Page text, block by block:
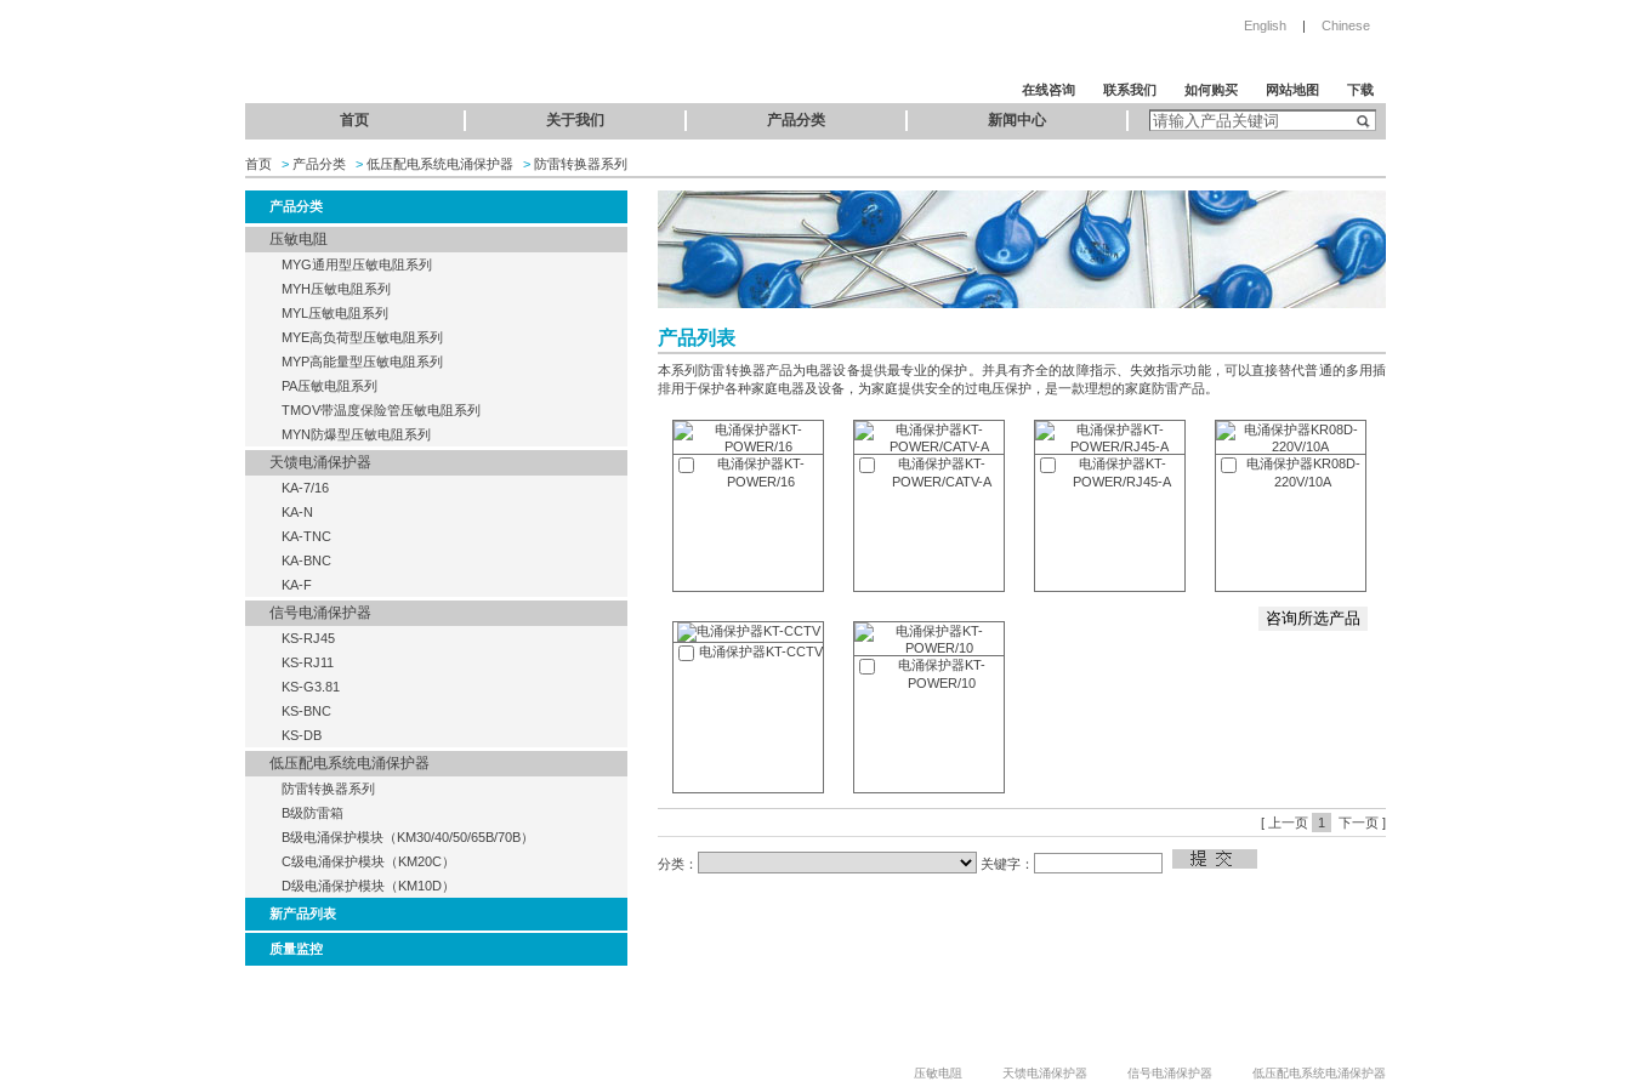
English | Chinese
在线咨询 联系我们 如何购买 网站地图 下载
首页 关于我们 产品分类 新闻中心
首页 > 产品分类 > 低压配电系统电涌保护器 > 防雷转换器系列
产品分类
压敏电阻
MYG通用型压敏电阻系列
MYH压敏电阻系列
MYL压敏电阻系列
MYE高负荷型压敏电阻系列
MYP高能量型压敏电阻系列
PA压敏电阻系列
TMOV带温度保险管压敏电阻系列
MYN防爆型压敏电阻系列
天馈电涌保护器
KA-7/16
KA-N
KA-TNC
KA-BNC
KA-F
信号电涌保护器
KS-RJ45
KS-RJ11
KS-G3.81
KS-BNC
KS-DB
低压配电系统电涌保护器
防雷转换器系列
B级防雷箱
B级电涌保护模块（KM30/40/50/65B/70B）
C级电涌保护模块（KM20C）
D级电涌保护模块（KM10D）
新产品列表
质量监控
产品列表
本系列防雷转换器产品为电器设备提供最专业的保护。并具有齐全的故障指示、失效指示功能，可以直接替代普通的多用插
排用于保护各种家庭电器及设备，为家庭提供安全的过电压保护，是一款理想的家庭防雷产品。
电涌保护器KT-
POWER/16
电涌保护器KT-
POWER/CATV-A
电涌保护器KT-
POWER/RJ45-A
电涌保护器KR08D-
220V/10A
电涌保护器KT-CCTV
电涌保护器KT-
POWER/10
[ 上一页 1 下一页 ]
分类： 关键字：
压敏电阻 天馈电涌保护器 信号电涌保护器 低压配电系统电涌保护器